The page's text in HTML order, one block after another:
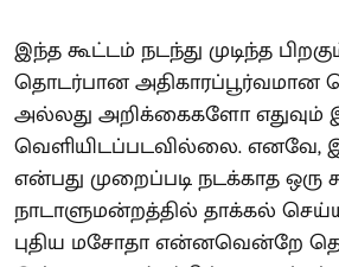
இந்த கூட்டம் நடந்து முடிந்த
தொடர்பான அதிகாரப்பூர்வமான
அல்லது அறிக்கைகளோ எதுவும்
வெளியிடப்படவில்லை. எனவே,
என்பது முறைப்படி நடக்காத ஒரு
நாடாளுமன்றத்தில் தாக்கல்
புதிய மசோதா என்னவென்றே